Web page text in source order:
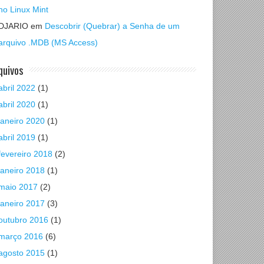
Linux Mint
em Descobrir (Quebrar) a Senha de um
.MDB (MS Access)
2022 (1)
2020 (1)
2020 (1)
2019 (1)
2018 (2)
2018 (1)
2017 (2)
2017 (3)
2016 (1)
2016 (6)
2015 (1)